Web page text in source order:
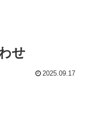
せ
2025.09.17